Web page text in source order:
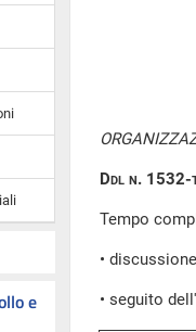
e
Ddl n. 1532-
Tempo
•
• seguito